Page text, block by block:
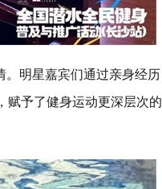
。明星嘉宾们通过亲身经历
赋予了健身运动更深层次的